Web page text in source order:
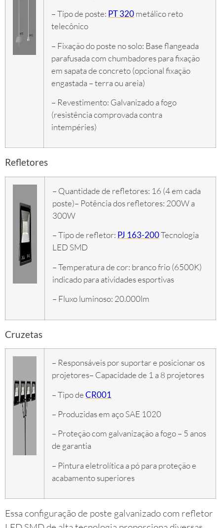
– Tipo de poste: PT 320metálico reto
telecônico
– Fixação do poste no solo: Base flangeada
parafusada com chumbadores para fixação
em sapata de concreto (opcional fixação
engastada – terra ou areia)
– Revestimento: Galvanizado a fogo
(resistência comprovada contra
intempéries)
Refletores
– Quantidade de refletores: 16 (4 em cada
poste)– Potência dos refletores: 200W a
300W
– Tipo de refletor: PJ 163-200Tecnologia
LED SMD
– Temperatura de cor: branco frio (6500K)
indicado para atividades esportivas
– Fluxo luminoso: 20.000lm
Cruzetas
– Responsáveis por suportar e posicionar os
projetores– Capacidade de 1 a 8 projetores
– Tipo deCR001
– Produzidas em aço SAE 1020
– Proteção com galvanização a fogo – 5 anos
de garantia
– Pintura eletrolítica a pó para proteção e
acabamento superiores
Essa configuração de poste galvanizado com refletor